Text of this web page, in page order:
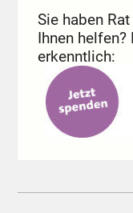
Sie haben
Ihnen
erkenntlich: